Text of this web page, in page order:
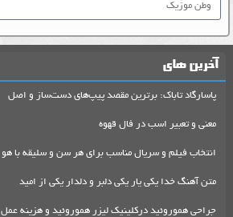
وطن موزیک
آخرین های
پاسارگاد تاباک: برترین مقصد پیپ‌های دست‌ساز و اصل
معنی و تعبیر اسب در فال قهوه
انتخاب فیلم و سریال مناسب برای هر سن و سلیقه با هو
متن آهنگ خدا یکی یار یکی دلبر و دلدار یکی از امید
جراحی هموروئید درکلینیک لیزر هموروئید و هزینه عمل